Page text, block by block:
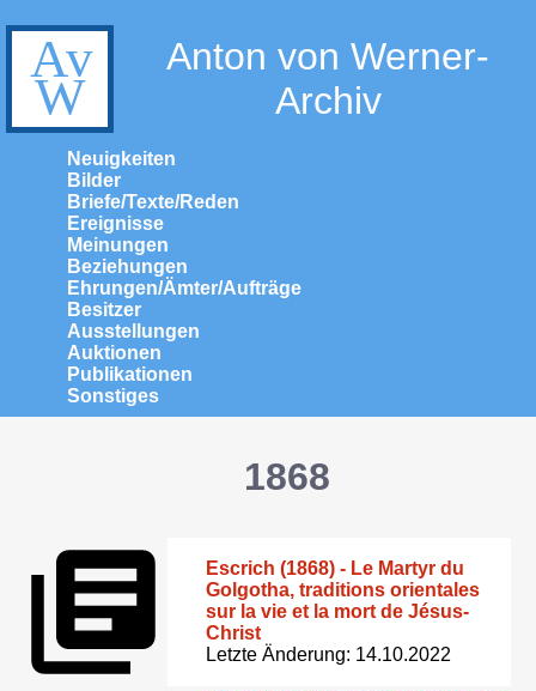
Anton von Werner-
Archiv
Neuigkeiten
Bilder
Briefe/Texte/Reden
Ereignisse
Meinungen
Beziehungen
Ehrungen/Ämter/Aufträge
Besitzer
Ausstellungen
Auktionen
Publikationen
Sonstiges
1868
Escrich (1868) - Le Martyr du
Golgotha, traditions orientales
sur la vie et la mort de Jésus-
Christ
Letzte Änderung: 14.10.2022